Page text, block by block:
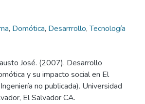
, Domótica, Desarrrollo,Tecnología
José. (2007). Desarrollo
y su impacto social en El
no publicada). Universidad
El Salvador CA.